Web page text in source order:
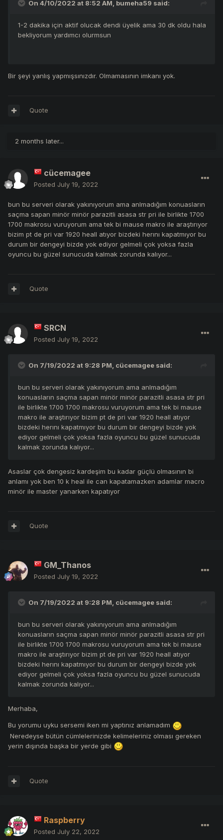
On 4/10/2022 at 8:52 AM, bumeha59 said:
1-2 dakika için aktif olucak dendi üyelik ama 30 dk oldu hala
bekliyorum yardımcı olurmsun
Bir şeyi yanlış yapmışsınızdır. Olmamasının imkanı yok.
Quote
2 months later...
cücemagee
Posted July 19, 2022
bun bu serveri olarak yakınıyorum ama anlmadığım konuasların
saçma sapan minör minör parazitli asasa str pri ile birlikte 1700
1700 makrosu vuruyorum ama tek bi mause makro ile araştırıyor
bizim pt de pri var 1920 heall atıyor bizdeki herını kapatmıyor bu
durum bir dengeyi bizde yok ediyor gelmeli çok yoksa fazla
oyuncu bu güzel sunucuda kalmak zorunda kalıyor...
Quote
SRCN
Posted July 19, 2022
On 7/19/2022 at 9:28 PM, cücemagee said:
bun bu serveri olarak yakınıyorum ama anlmadığım
konuasların saçma sapan minör minör parazitli asasa str pri
ile birlikte 1700 1700 makrosu vuruyorum ama tek bi mause
makro ile araştırıyor bizim pt de pri var 1920 heall atıyor
bizdeki herını kapatmıyor bu durum bir dengeyi bizde yok
ediyor gelmeli çok yoksa fazla oyuncu bu güzel sunucuda
kalmak zorunda kalıyor...
Asaslar çok dengesiz kardeşim bu kadar güçlü olmasının bi
anlamı yok ben 10 k heal ile can kapatamazken adamlar macro
minör ile master yanarken kapatıyor
Quote
GM_Thanos
Posted July 19, 2022
On 7/19/2022 at 9:28 PM, cücemagee said:
bun bu serveri olarak yakınıyorum ama anlmadığım
konuasların saçma sapan minör minör parazitli asasa str pri
ile birlikte 1700 1700 makrosu vuruyorum ama tek bi mause
makro ile araştırıyor bizim pt de pri var 1920 heall atıyor
bizdeki herını kapatmıyor bu durum bir dengeyi bizde yok
ediyor gelmeli çok yoksa fazla oyuncu bu güzel sunucuda
kalmak zorunda kalıyor...
Merhaba,
Bu yorumu uyku sersemi iken mi yaptınız anlamadım
Neredeyse bütün cümlelerinizde kelimeleriniz olması gereken
yerin dışında başka bir yerde gibi
Quote
Raspberry
Posted July 22, 2022